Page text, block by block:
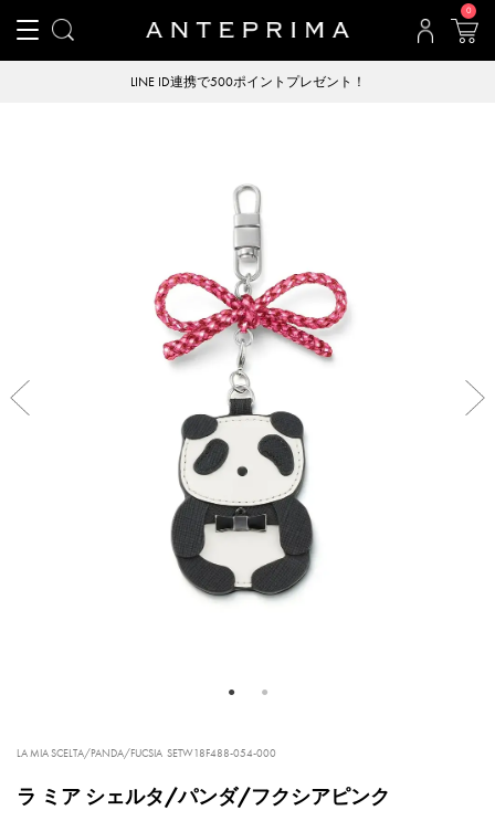
0
LINE ID連携で500ポイントプレゼント！
LA MIA SCELTA/PANDA/FUCSIA SETW18F488-054-000
ラ ミア シェルタ/パンダ/フクシアピンク